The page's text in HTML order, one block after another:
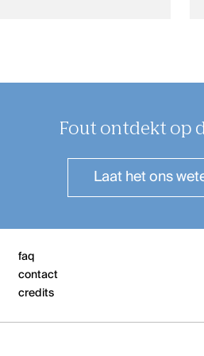
Fout ontdekt op
Laat het ons
faq
contact
credits